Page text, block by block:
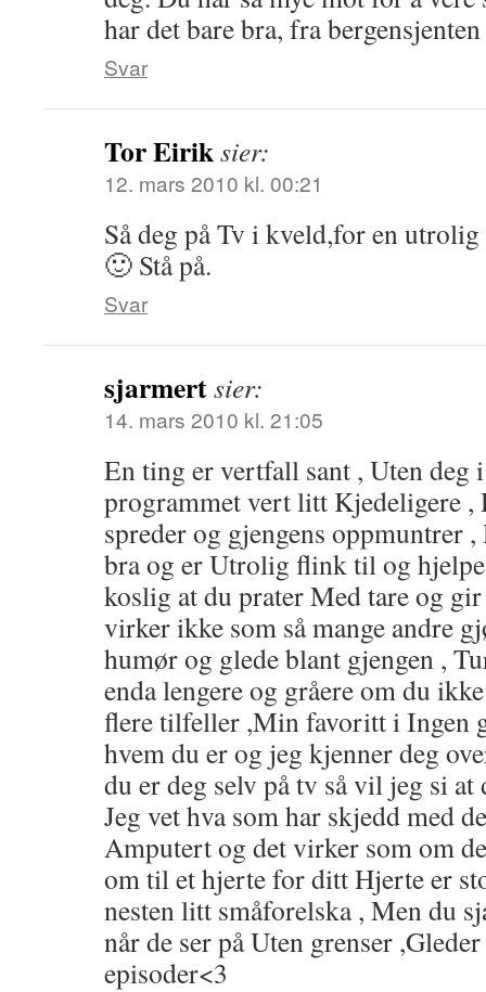
har det bare bra, fra
Svar
Tor Eiriksier:
12. mars 2010 kl. 00:21
Så deg på Tv i kveld,for en
🙂 Stå på.
Svar
sjarmertsier:
14. mars 2010 kl. 21:05
En ting er vertfall sant , Uten deg
programmet vert litt Kjedeligere ,
spreder og gjengens oppmuntrer
bra og er Utrolig flink til og hjelpe
koslig at du prater Med tare og
virker ikke som så mange andre
humør og glede blant gjengen ,
enda lengere og gråere om du
flere tilfeller ,Min favoritt i Ingen
hvem du er og jeg kjenner deg
du er deg selv på tv så vil jeg si
Jeg vet hva som har skjedd med
Amputert og det virker som om
om til et hjerte for ditt Hjerte er
nesten litt småforelska , Men du
når de ser på Uten grenser
episoder<3